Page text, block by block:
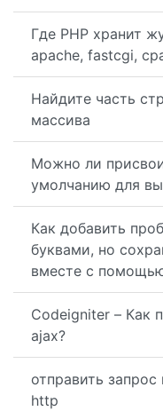
Где PHP хранит
apache, fastcgi,
Найдите часть
массива
Можно ли
умолчанию для
Как добавить
буквами, но
вместе с
Codeigniter – Как
ajax?
отправить
http